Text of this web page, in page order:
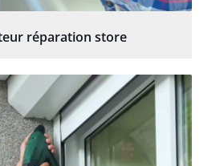
réparation store